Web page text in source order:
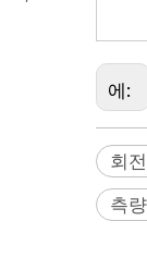
에:
회
측